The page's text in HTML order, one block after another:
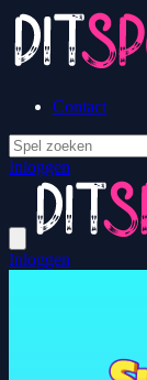
Contact
Inloggen
Inloggen